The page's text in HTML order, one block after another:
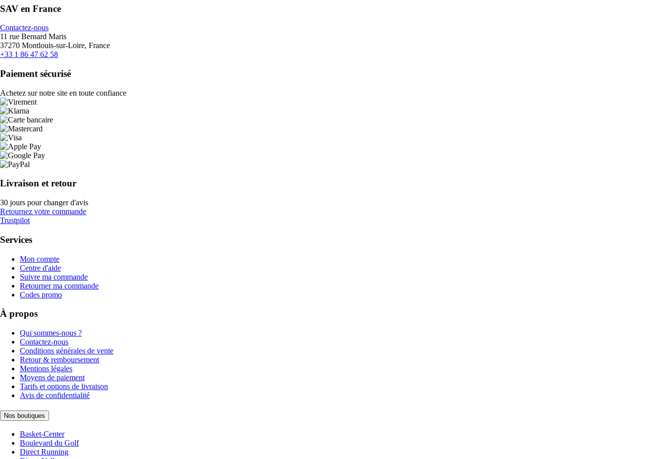
SAV en France
Contactez-nous
11 rue Bernard Maris
37270 Montlouis-sur-Loire, France
+33 1 86 47 62 58
Paiement sécurisé
Achetez sur notre site en toute confiance
Livraison et retour
30 jours pour changer d'avis
Retournez votre commande
Trustpilot
Services
Mon compte
Centre d'aide
Suivre ma commande
Retourner ma commande
Codes promo
À propos
Qui sommes-nous ?
Contactez-nous
Conditions générales de vente
Retour & remboursement
Mentions légales
Moyens de paiement
Tarifs et options de livraison
Avis de confidentialité
Nos boutiques
Basket-Center
Boulevard du Golf
Direct Running